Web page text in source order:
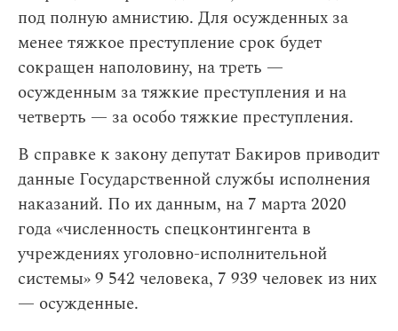
под полную амнистию. Для осужденных за
менее тяжкое преступление срок будет
сокращен наполовину, на треть —
осужденным за тяжкие преступления и на
четверть — за особо тяжкие преступления.
В справке к закону депутат Бакиров приводит
данные Государственной службы исполнения
наказаний. По их данным, на 7 марта 2020
года «численность спецконтингента в
учреждениях уголовно-исполнительной
системы» 9 542 человека, 7 939 человек из них
— осужденные.